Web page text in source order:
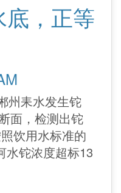
，正等
州耒水发生铊
面，检测出铊
饮用水标准的
水铊浓度超标13